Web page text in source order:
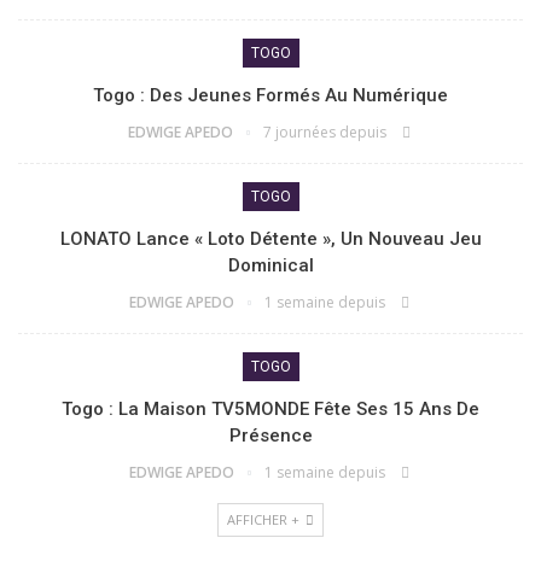
TOGO
Togo : Des Jeunes Formés Au Numérique
EDWIGE APEDO 7 journées depuis
TOGO
LONATO Lance « Loto Détente », Un Nouveau Jeu
Dominical
EDWIGE APEDO 1 semaine depuis
TOGO
Togo : La Maison TV5MONDE Fête Ses 15 Ans De
Présence
EDWIGE APEDO 1 semaine depuis
AFFICHER +